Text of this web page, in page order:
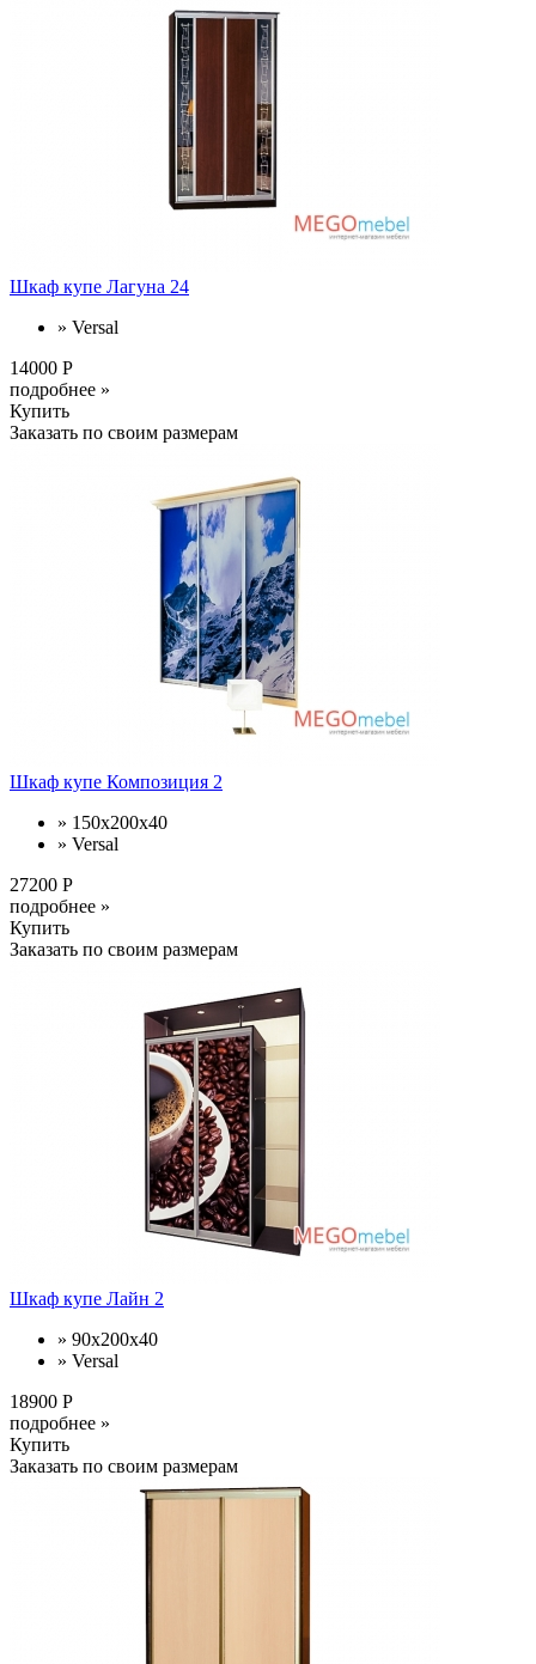
Шкаф купе Лагуна 24
» Versal
14000 Р
подробнее »
Купить
Заказать по своим размерам
Шкаф купе Композиция 2
» 150x200x40
» Versal
27200 Р
подробнее »
Купить
Заказать по своим размерам
Шкаф купе Лайн 2
» 90x200x40
» Versal
18900 Р
подробнее »
Купить
Заказать по своим размерам